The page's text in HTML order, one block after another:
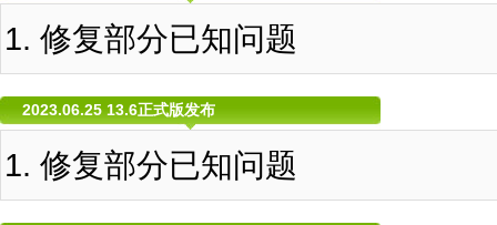
修复部分已知问题
2023.06.25 13.6正式版发布
修复部分已知问题